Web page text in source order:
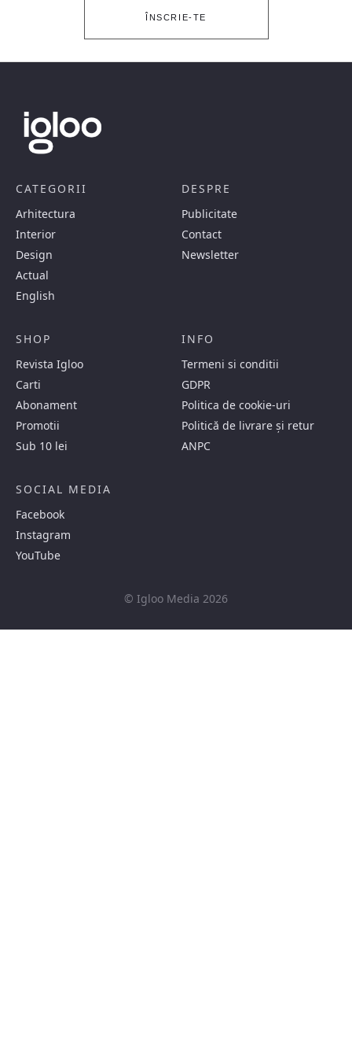
ÎNSCRIE-TE
CATEGORII
Arhitectura
Interior
Design
Actual
English
DESPRE
Publicitate
Contact
Newsletter
SHOP
Revista Igloo
Carti
Abonament
Promotii
Sub 10 lei
INFO
Termeni si conditii
GDPR
Politica de cookie-uri
Politică de livrare și retur
ANPC
SOCIAL MEDIA
Facebook
Instagram
YouTube
© Igloo Media 2026